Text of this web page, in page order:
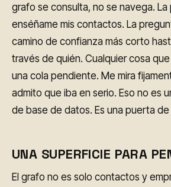
grafo se consulta, no se navega.
enséñame mis contactos. La
camino de confianza más corto
través de quién. Cualquier cosa
una cola pendiente. Me mira
admito que iba en serio. Eso no es
de base de datos. Es una puerta de
UNA SUPERFICIE PARA
El grafo no es solo contactos y